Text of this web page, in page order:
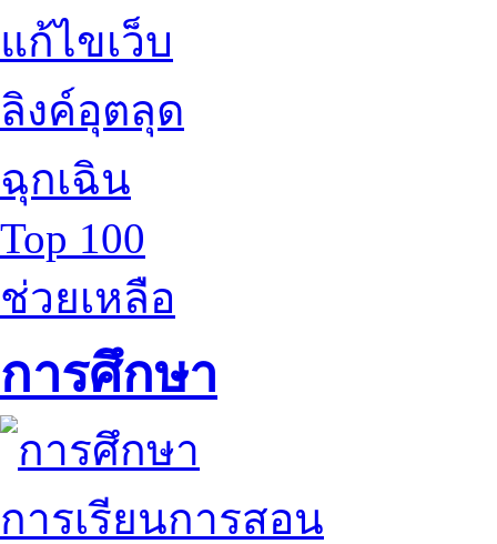
แก้ไขเว็บ
ลิงค์อุตลุด
ฉุกเฉิน
Top 100
ช่วยเหลือ
การศึกษา
การเรียนการสอน